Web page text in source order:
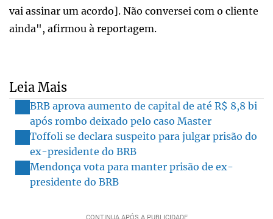
vai assinar um acordo]. Não conversei com o cliente
ainda", afirmou à reportagem.
Leia Mais
BRB aprova aumento de capital de até R$ 8,8 bi
após rombo deixado pelo caso Master
Toffoli se declara suspeito para julgar prisão do
ex-presidente do BRB
Mendonça vota para manter prisão de ex-
presidente do BRB